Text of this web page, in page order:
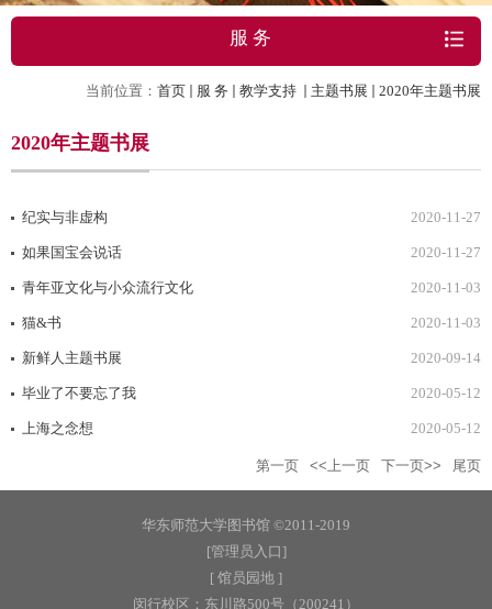
服 务
当前位置： 首页 服 务 教学支持 主题书展 2020年主题书展
2020年主题书展
纪实与非虚构 2020-11-27
如果国宝会说话 2020-11-27
青年亚文化与小众流行文化 2020-11-03
猫&书 2020-11-03
新鲜人主题书展 2020-09-14
毕业了不要忘了我 2020-05-12
上海之念想 2020-05-12
第一页 <<上一页 下一页>> 尾页
华东师范大学图书馆 ©2011-2019
[管理员入口]
[ 馆员园地 ]
闵行校区：东川路500号（200241）